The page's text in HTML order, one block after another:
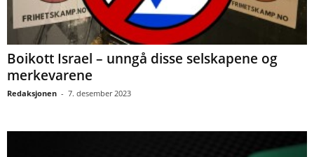
Boikott Israel – unngå disse selskapene og
merkevarene
Redaksjonen - 7. desember 2023